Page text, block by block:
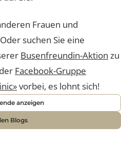
und
gerne auch
sich für eine kostenlose
auf Sie.
Frauen und
suchen Sie eine
Busenfreundin-Aktion